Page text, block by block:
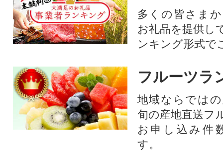
多くの皆さま
お礼品を提供し
ンキング形式で
フルーツラ
地域ならでは
旬の産地直送フ
お申し込み件
す。